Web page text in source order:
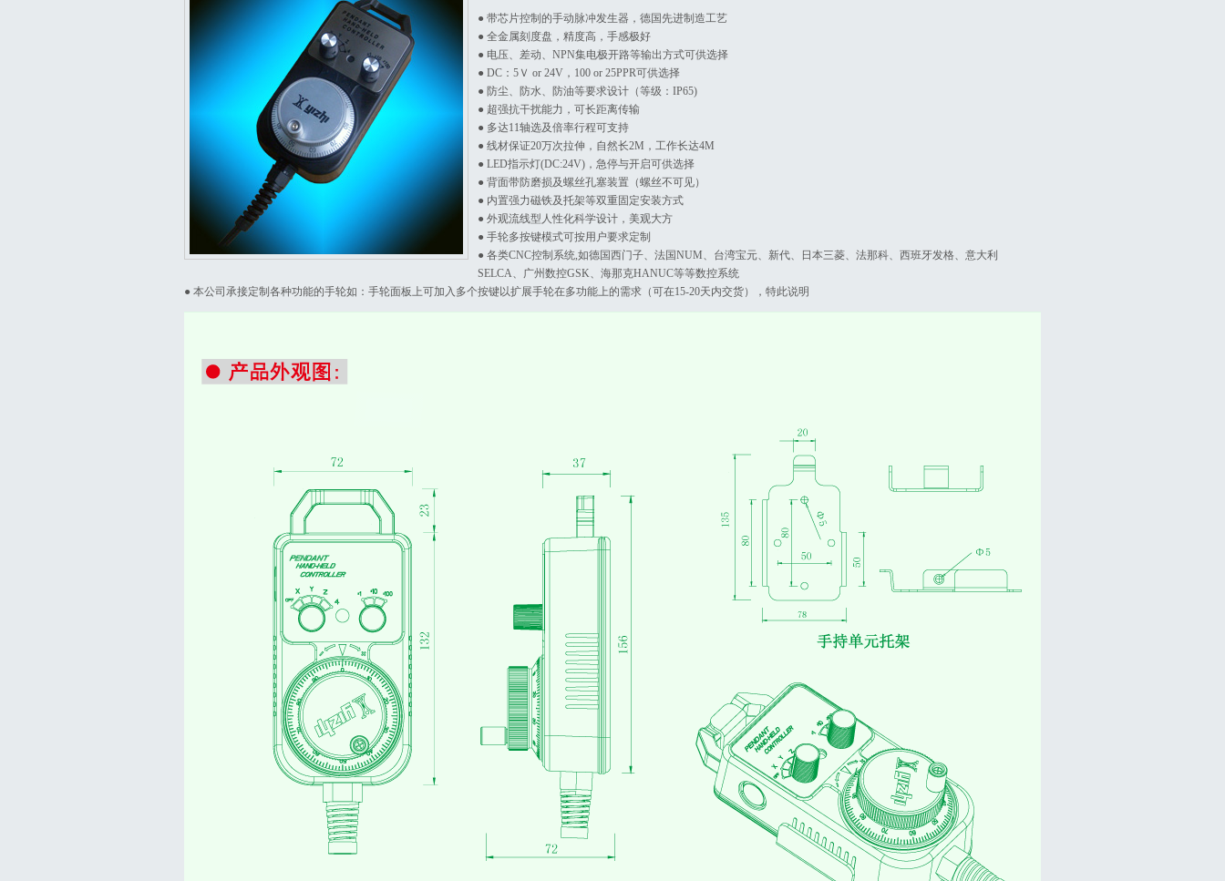
● 带芯片控制的手动脉冲发生器，德国先进制造工艺
● 全金属刻度盘，精度高，手感极好
● 电压、差动、NPN集电极开路等输出方式可供选择
● DC：5Ｖ or 24V，100 or 25PPR可供选择
● 防尘、防水、防油等要求设计（等级：IP65)
● 超强抗干扰能力，可长距离传输
● 多达11轴选及倍率行程可支持
● 线材保证20万次拉伸，自然长2M，工作长达4M
● LED指示灯(DC:24V)，急停与开启可供选择
● 背面带防磨损及螺丝孔塞装置（螺丝不可见）
● 内置强力磁铁及托架等双重固定安装方式
● 外观流线型人性化科学设计，美观大方
● 手轮多按键模式可按用户要求定制
● 各类CNC控制系统,如德国西门子、法国NUM、台湾宝元、新代、日本三菱、法那科、西班牙发格、意大利
SELCA、广州数控GSK、海那克HANUC等等数控系统
● 本公司承接定制各种功能的手轮如：手轮面板上可加入多个按键以扩展手轮在多功能上的需求（可在15-20天内交货），特此说明